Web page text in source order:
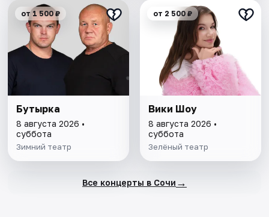
от 1 500 ₽
Бутырка
8 августа 2026 •
суббота
Зимний театр
от 2 500 ₽
Вики Шоу
8 августа 2026 •
суббота
Зелёный театр
Все концерты в Сочи →